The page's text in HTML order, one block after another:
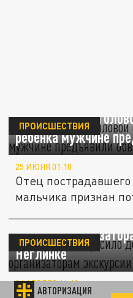
АВТОРИЗАЦИЯ
Швырнувшему
ребёнка мужчине
ПРОИСШЕСТВИЯ
25 ИЮНЯ 01:10
Отец
мальчика признан
Обвинение
колонии
Неглинке
ПРОИСШЕСТВИЯ
24 АПРЕЛЯ 16:10